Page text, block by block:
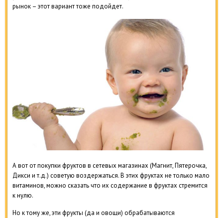
рынок – этот вариант тоже подойдет.
А вот от покупки фруктов в сетевых магазинах (Магнит, Пятерочка,
Дикси и т.д.) советую воздержаться. В этих фруктах не только мало
витаминов, можно сказать что их содержание в фруктах стремится
к нулю.
Но к тому же, эти фрукты (да и овощи) обрабатываются